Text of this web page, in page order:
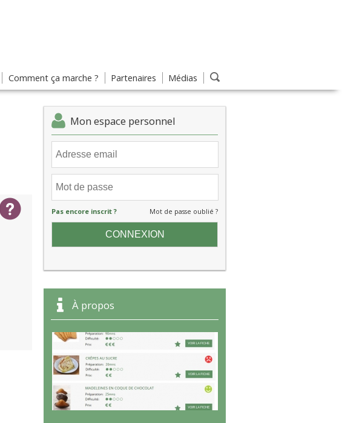
Comment ça marche ? Partenaires Médias
Mon espace personnel
Pas encore inscrit ? Mot de passe oublié ?
À propos